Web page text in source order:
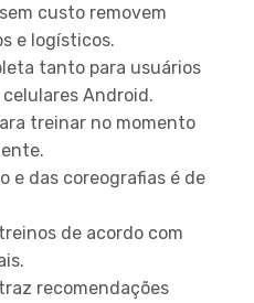
custo removem
e logísticos.
tanto para usuários
Android.
treinar no momento
e das coreografias é de
de acordo com
recomendações